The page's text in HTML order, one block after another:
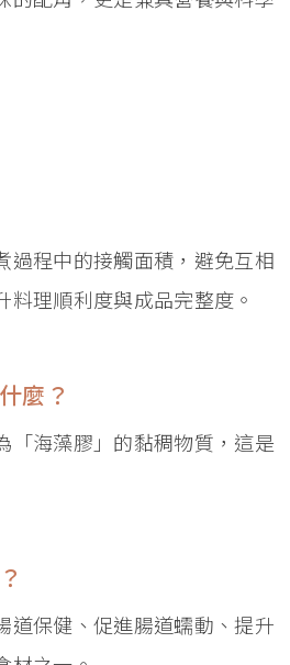
過程中的接觸面積，避免互相
理順利度與成品完整度。
麼？
「海藻膠」的黏稠物質，這是
道保健、促進腸道蠕動、提升